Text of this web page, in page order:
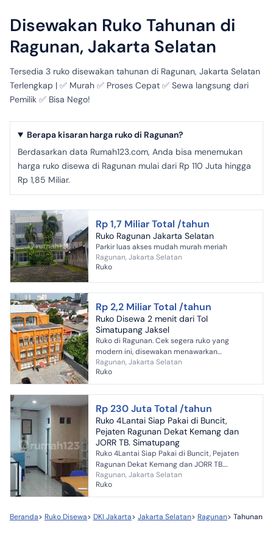
Disewakan Ruko Tahunan di
Ragunan, Jakarta Selatan
Tersedia 3 ruko disewakan tahunan di Ragunan, Jakarta Selatan
Terlengkap | ✅ Murah ✅ Proses Cepat ✅ Sewa langsung dari
Pemilik ✅ Bisa Nego!
Berapa kisaran harga ruko di Ragunan?
Berdasarkan data Rumah123.com, Anda bisa menemukan
harga ruko disewa di Ragunan mulai dari Rp 110 Juta hingga
Rp 1,85 Miliar.
Rp 1,7 Miliar Total /tahun
Ruko Ragunan Jakarta Selatan
Parkir luas akses mudah murah meriah
Ragunan, Jakarta Selatan
Ruko
Rp 2,2 Miliar Total /tahun
Ruko Disewa 2 menit dari Tol
Simatupang Jaksel
Ruko di Ragunan. Cek segera ruko yang
modern ini, disewakan menawarkan
lingkungan fasilitas yang lengkap, cocok untuk
Anda yang menginginkan huni...
Ragunan, Jakarta Selatan
Ruko
Rp 230 Juta Total /tahun
Ruko 4Lantai Siap Pakai di Buncit,
Pejaten Ragunan Dekat Kemang dan
JORR TB. Simatupang
Ruko 4Lantai Siap Pakai di Buncit, Pejaten
Ragunan Dekat Kemang dan JORR TB.
Simatupang Spesifikasi : - Bangunan 4Lantai -
Luas Tanah : 81m² - Lu...
Ragunan, Jakarta Selatan
Ruko
Beranda> Ruko Disewa> DKI Jakarta> Jakarta Selatan> Ragunan> Tahunan